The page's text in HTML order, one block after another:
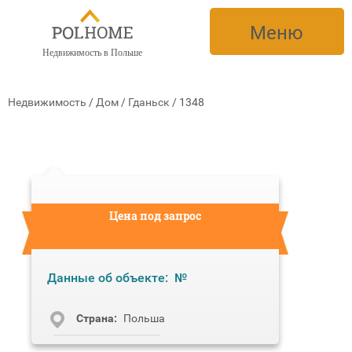
Недвижимость в Польше
Меню
Недвижимость / Дом / Гданьск / 1348
Цена под запрос
Данные об объекте: №
Cтрана: Польша